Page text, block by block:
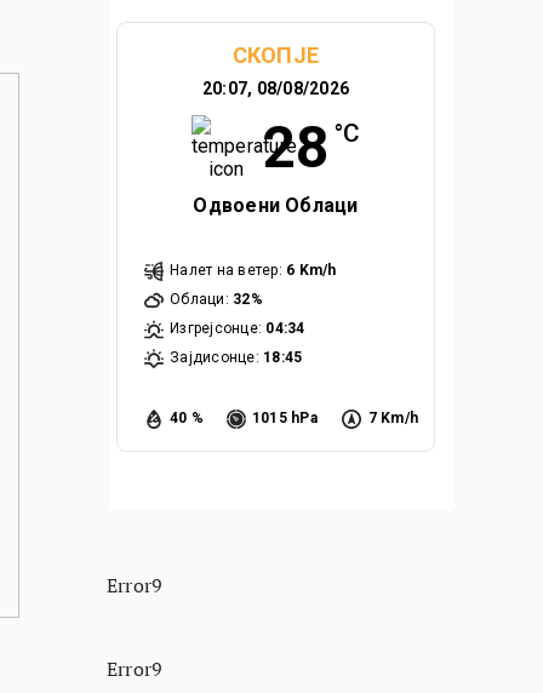
СКОПЈЕ
20:07, 08/08/2026
28 °C
Одвоени Облаци
40 % 1015 hPa 7 Km/h
Налет на ветер: 6 Km/h
Облаци: 32%
Изгрејсонце: 04:34
Зајдисонце: 18:45
Error9
Error9